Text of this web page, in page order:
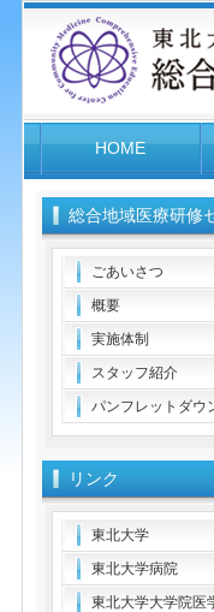
HOME
総合地域医療研修
ごあいさつ
概要
実施体制
スタッフ紹介
パンフレットダウ
リンク
東北大学
東北大学病院
東北大学大学院医